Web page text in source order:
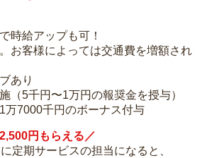
時給アップも可！
お客様によっては交通費を増額され
あり
（5千円〜1万円の報奨金を授与）
万7000千円のボーナス付与
円もらえる／
定期サービスの担当になると、